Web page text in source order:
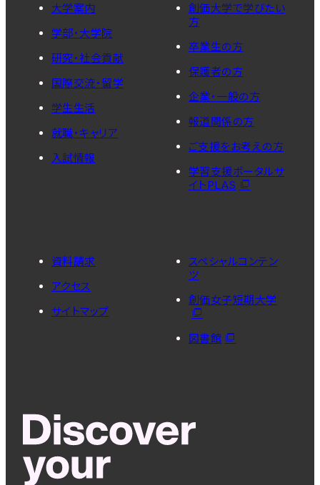
大学案内
学部・大学院
研究・社会貢献
国際交流・留学
学生生活
就職・キャリア
入試情報
創価大学で学びたい
方
卒業生の方
保護者の方
企業・一般の方
報道関係の方
ご支援をお考えの方
学習支援ポータルサ
イトPLAS
資料請求
アクセス
サイトマップ
スペシャルコンテン
ツ
創価女子短期大学
図書館